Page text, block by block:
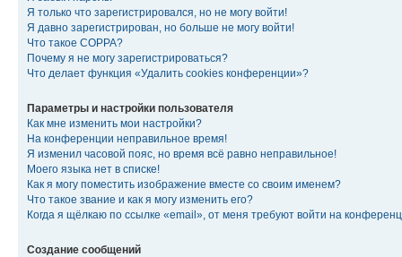
Я только что зарегистрировался, но не могу войти!
Я давно зарегистрирован, но больше не могу войти!
Что такое COPPA?
Почему я не могу зарегистрироваться?
Что делает функция «Удалить cookies конференции»?
Параметры и настройки пользователя
Как мне изменить мои настройки?
На конференции неправильное время!
Я изменил часовой пояс, но время всё равно неправильное!
Моего языка нет в списке!
Как я могу поместить изображение вместе со своим именем?
Что такое звание и как я могу изменить его?
Когда я щёлкаю по ссылке «email», от меня требуют войти на
Создание сообщений